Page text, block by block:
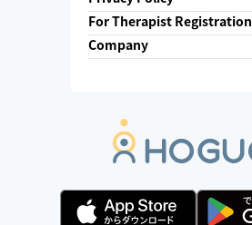
For Therapist Registration
Company